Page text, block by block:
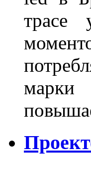
трасе
марки